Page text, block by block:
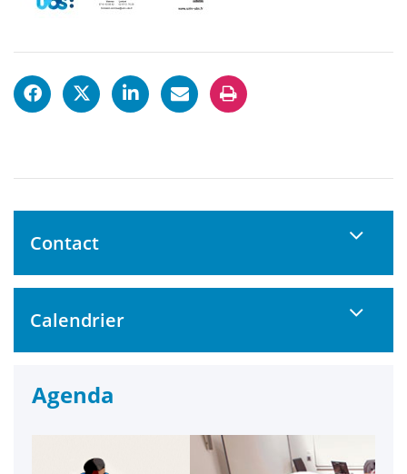
Contact
Calendrier
Agenda